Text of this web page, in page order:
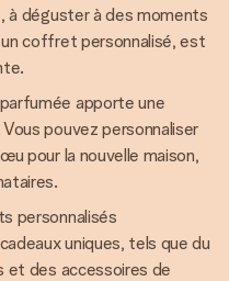
déguster à des moments
coffret personnalisé, est
apporte une
pouvez personnaliser
pour la nouvelle maison,
personnalisés
uniques, tels que du
et des accessoires de